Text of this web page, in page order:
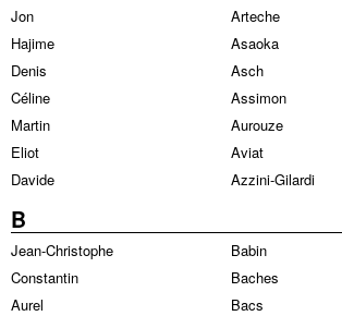
Jon
Arteche
Hajime
Asaoka
Denis
Asch
Céline
Assimon
Martin
Aurouze
Eliot
Aviat
Davide
Azzini-Gilardi
B
Jean-Christophe
Babin
Constantin
Baches
Aurel
Bacs